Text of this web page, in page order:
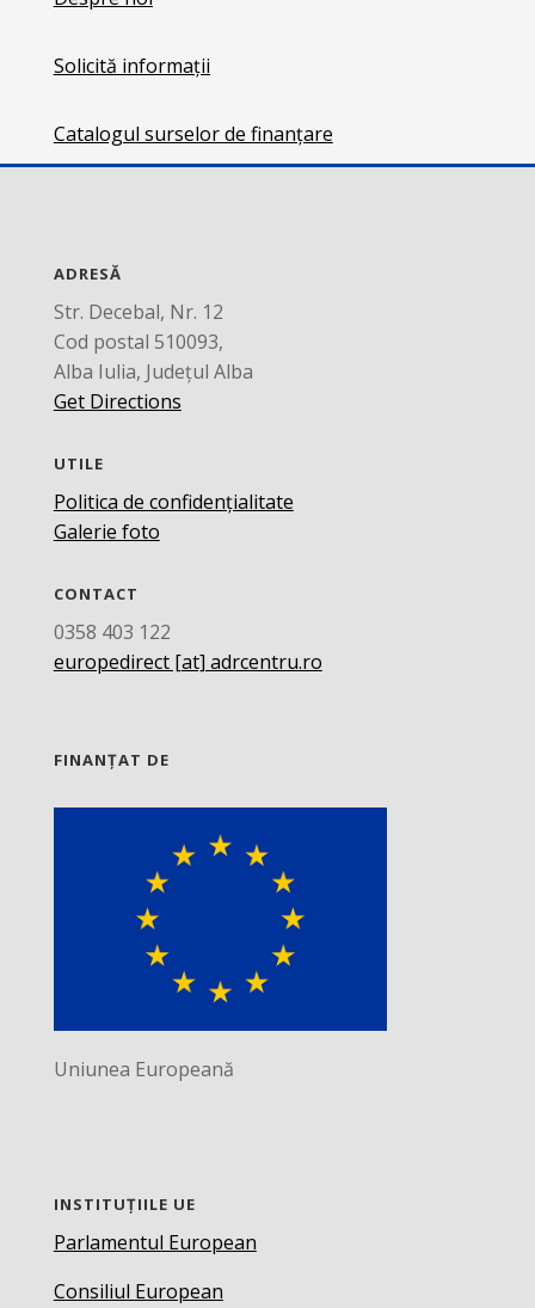
Solicită informații
Catalogul surselor de finanțare
ADRESĂ
Str. Decebal, Nr. 12
Cod postal 510093,
Alba Iulia, Județul Alba
Get Directions
UTILE
Politica de confidențialitate
Galerie foto
CONTACT
0358 403 122
europedirect [at] adrcentru.ro
FINANȚAT DE
Uniunea Europeană
INSTITUȚIILE UE
Parlamentul European
Consiliul European